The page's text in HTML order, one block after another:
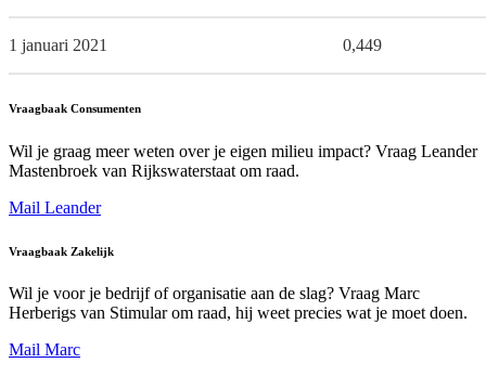
1 januari 2021 0,449
Vraagbaak Consumenten
Wil je graag meer weten over je eigen milieu impact? Vraag Leander
Mastenbroek van Rijkswaterstaat om raad.
Mail Leander
Vraagbaak Zakelijk
Wil je voor je bedrijf of organisatie aan de slag? Vraag Marc
Herberigs van Stimular om raad, hij weet precies wat je moet doen.
Mail Marc